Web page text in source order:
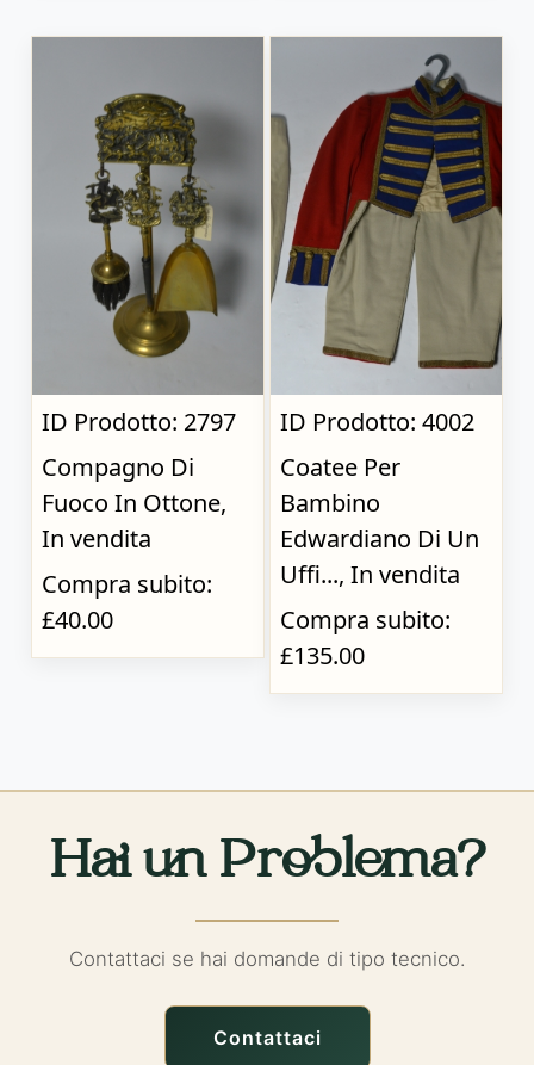
ID Prodotto: 2797
Compagno Di
Fuoco In Ottone,
In vendita
Compra subito:
£40.00
ID Prodotto: 4002
Coatee Per
Bambino
Edwardiano Di Un
Uffi..., In vendita
Compra subito:
£135.00
Hai un Problema?
Contattaci se hai domande di tipo tecnico.
Contattaci